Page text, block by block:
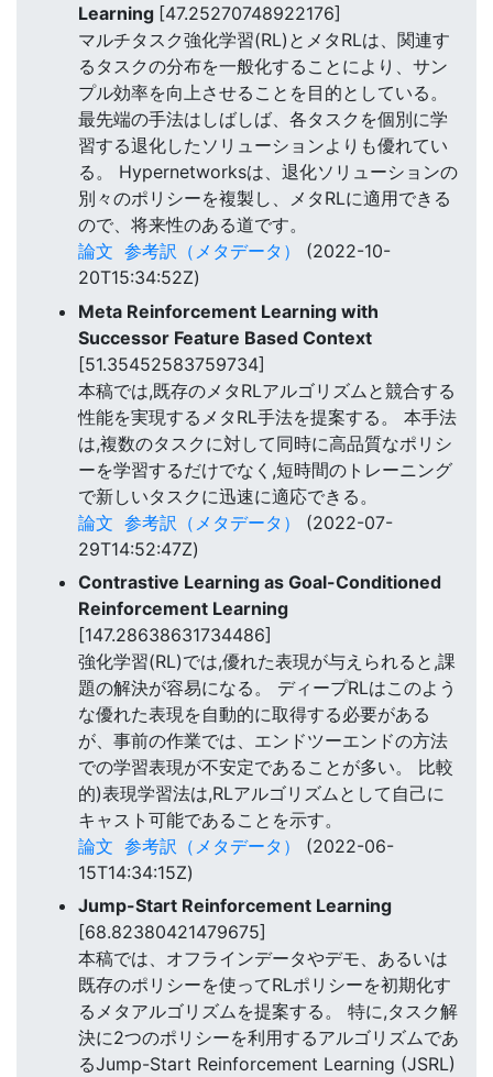
Learning [47.25270748922176]
マルチタスク強化学習(RL)とメタRLは、関連す
るタスクの分布を一般化することにより、サン
プル効率を向上させることを目的としている。
最先端の手法はしばしば、各タスクを個別に学
習する退化したソリューションよりも優れてい
る。 Hypernetworksは、退化ソリューションの
別々のポリシーを複製し、メタRLに適用できる
ので、将来性のある道です。
論文 参考訳（メタデータ）
(2022-10-
20T15:34:52Z)
Meta Reinforcement Learning with
Successor Feature Based Context
[51.35452583759734]
本稿では,既存のメタRLアルゴリズムと競合する
性能を実現するメタRL手法を提案する。 本手法
は,複数のタスクに対して同時に高品質なポリシ
ーを学習するだけでなく,短時間のトレーニング
で新しいタスクに迅速に適応できる。
論文 参考訳（メタデータ）
(2022-07-
29T14:52:47Z)
Contrastive Learning as Goal-Conditioned
Reinforcement Learning
[147.28638631734486]
強化学習(RL)では,優れた表現が与えられると,課
題の解決が容易になる。 ディープRLはこのよう
な優れた表現を自動的に取得する必要がある
が、事前の作業では、エンドツーエンドの方法
での学習表現が不安定であることが多い。 比較
的)表現学習法は,RLアルゴリズムとして自己に
キャスト可能であることを示す。
論文 参考訳（メタデータ）
(2022-06-
15T14:34:15Z)
Jump-Start Reinforcement Learning
[68.82380421479675]
本稿では、オフラインデータやデモ、あるいは
既存のポリシーを使ってRLポリシーを初期化す
るメタアルゴリズムを提案する。 特に,タスク解
決に2つのポリシーを利用するアルゴリズムであ
るJump-Start Reinforcement Learning (JSRL)